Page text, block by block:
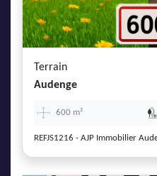
Terrain
Audenge
600 m²
REFJS1216 - AJP Immobilier